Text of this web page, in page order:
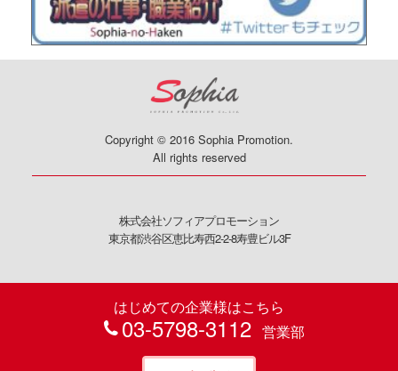
Copyright © 2016 Sophia Promotion.
All rights reserved
株式会社ソフィアプロモーション
東京都渋谷区恵比寿西2-2-8寿豊ビル3F
はじめての企業様はこちら
03-5798-3112 営業部